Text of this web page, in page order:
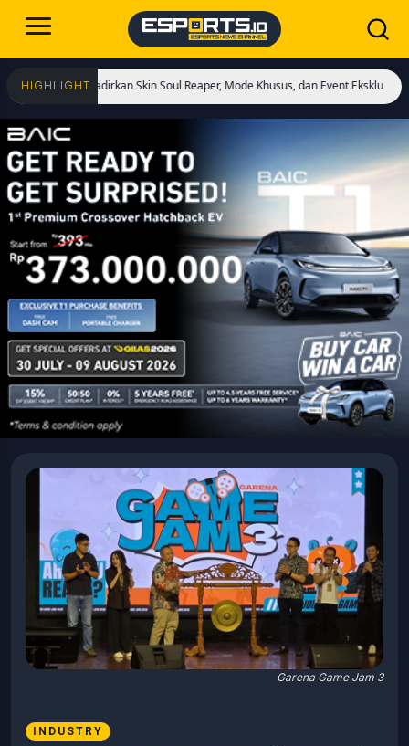
HIGHLIGHT
Hadirkan Skin Soul Reaper, Mode Khusus, dan Event Eksklusif! Cristiano
Garena Game Jam 3
INDUSTRY